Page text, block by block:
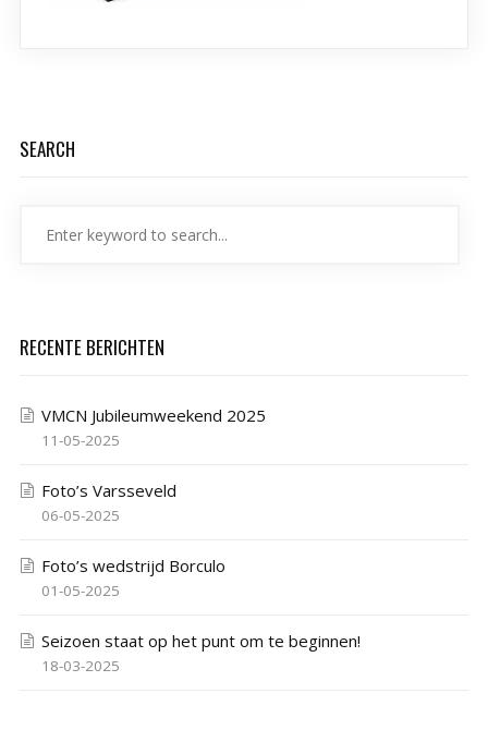
SEARCH
RECENTE BERICHTEN
VMCN Jubileumweekend 2025
11-05-2025
Foto’s Varsseveld
06-05-2025
Foto’s wedstrijd Borculo
01-05-2025
Seizoen staat op het punt om te beginnen!
18-03-2025